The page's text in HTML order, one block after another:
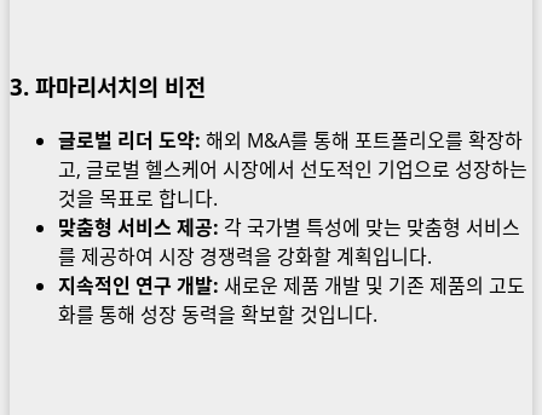
3. 파마리서치의 비전
글로벌 리더 도약: 해외 M&A를 통해 포트폴리오를 확장하
고, 글로벌 헬스케어 시장에서 선도적인 기업으로 성장하는
것을 목표로 합니다.
맞춤형 서비스 제공: 각 국가별 특성에 맞는 맞춤형 서비스
를 제공하여 시장 경쟁력을 강화할 계획입니다.
지속적인 연구 개발: 새로운 제품 개발 및 기존 제품의 고도
화를 통해 성장 동력을 확보할 것입니다.